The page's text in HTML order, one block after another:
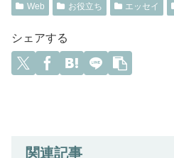
Web お役立ち エッセイ
シェアする
関連記事